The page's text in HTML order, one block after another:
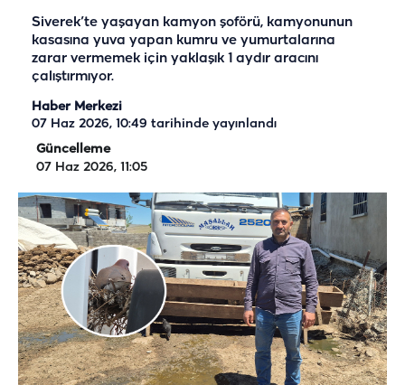
Siverek’te yaşayan kamyon şoförü, kamyonunun
kasasına yuva yapan kumru ve yumurtalarına
zarar vermemek için yaklaşık 1 aydır aracını
çalıştırmıyor.
Haber Merkezi
07 Haz 2026, 10:49 tarihinde yayınlandı
Güncelleme
07 Haz 2026, 11:05